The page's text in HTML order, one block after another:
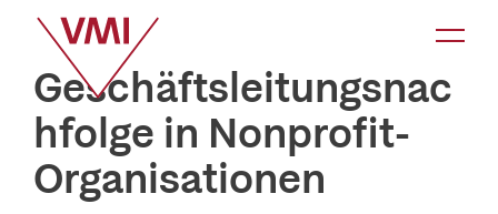
t
Geschäftsleitungsnac
hfolge in Nonprofit-
Organisationen